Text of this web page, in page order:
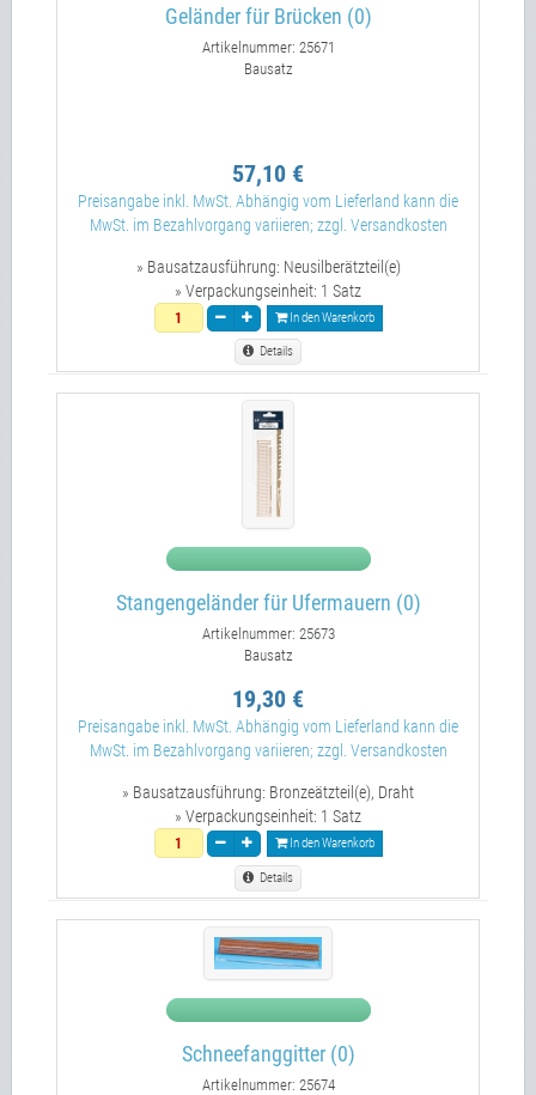
Geländer für Brücken (0)
Artikelnummer: 25671
Bausatz
57,10 €
Preisangabe inkl. MwSt. Abhängig vom Lieferland kann die
MwSt. im Bezahlvorgang variieren; zzgl. Versandkosten
» Bausatzausführung: Neusilberätzteil(e)
» Verpackungseinheit: 1 Satz
In den Warenkorb
Details
Stangengeländer für Ufermauern (0)
Artikelnummer: 25673
Bausatz
19,30 €
Preisangabe inkl. MwSt. Abhängig vom Lieferland kann die
MwSt. im Bezahlvorgang variieren; zzgl. Versandkosten
» Bausatzausführung: Bronzeätzteil(e), Draht
» Verpackungseinheit: 1 Satz
In den Warenkorb
Details
Schneefanggitter (0)
Artikelnummer: 25674